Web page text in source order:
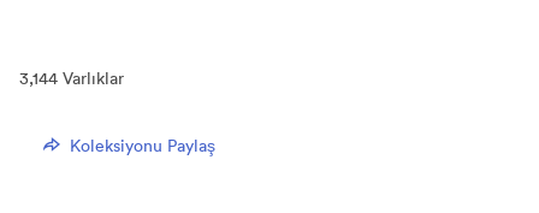
3,144 Varlıklar
Koleksiyonu Paylaş